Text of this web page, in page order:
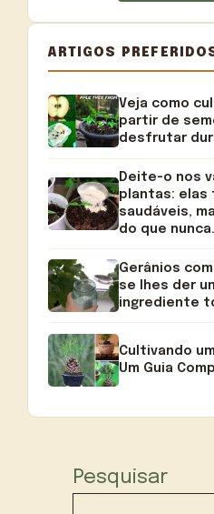
ARTIGOS
Veja como
partir de
desfrutar
Deite-o nos
plantas: elas
saudáveis,
do que nunca.
Gerânios
se lhes der
ingrediente
Cultivando
Um Guia
Pesquisar